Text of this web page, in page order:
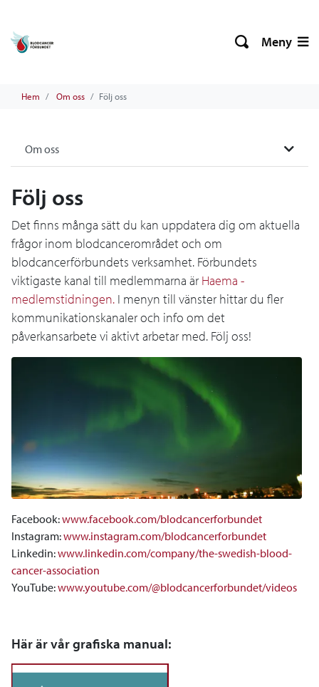
Meny
Hem Om oss Följ oss
Om oss
Följ oss
Det finns många sätt du kan uppdatera dig om aktuella
frågor inom blodcancerområdet och om
blodcancerförbundets verksamhet. Förbundets
viktigaste kanal till medlemmarna är Haema -
medlemstidningen. I menyn till vänster hittar du fler
kommunikationskanaler och info om det
påverkansarbete vi aktivt arbetar med. Följ oss!
Facebook:www.facebook.com/blodcancerforbundet
Instagram:www.instagram.com/blodcancerforbundet
Linkedin:www.linkedin.com/company/the-swedish-blood-
cancer-association
YouTube:www.youtube.com/@blodcancerforbundet/videos
Här är vår grafiska manual: